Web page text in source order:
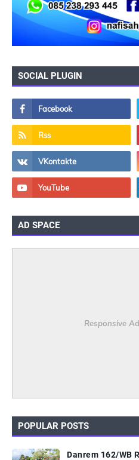
SOCIAL PLUGIN
AD SPACE
Responsive
POPULAR POSTS
Danrem 162/WB